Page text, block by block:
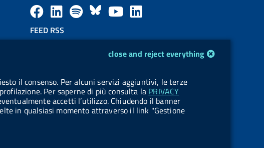
close and reject everything
il consenso. Per alcuni servizi aggiuntivi, le terze
Per saperne di più consulta la PRIVACY
accetti l’utilizzo. Chiudendo il banner
in qualsiasi momento attraverso il link "Gestione
F
a
b
o
L
e
d
l
.
B
u
s
k
Y
u
u
b
n
e
d
FEED RSS
e
d
Cookie management